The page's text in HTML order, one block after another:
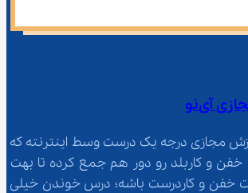
آی‌نو
مجازی درجه یک درست وسط اینترنته که
از معلم‌‌های خفن و کاربلد رو دور هم جمع کرده تا بهت
خفن و کاردرست باشه؛ درس خوندن خیلی